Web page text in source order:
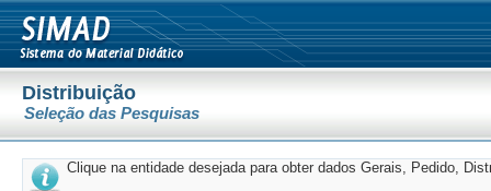
Distribuição
Seleção das Pesquisas
Clique na entidade desejada para obter dados Gerais, Pedido,